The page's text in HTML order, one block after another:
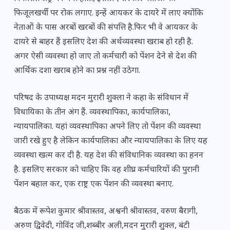
फिजूलखर्ची पर रोक लगाए. इन्हें आयकर के दायरे में लाए क्योंकि
नेताओं के पास अरबों खरबों की संपत्ति है.फिर भी वे आयकर के
दायरे से बाहर हैं इसलिए देश की अर्थव्यवस्था खराब हो रही है.
अगर ऐसी व्यवस्था हो जाए तो कर्मचारी को पेंशन देने से देश की
आर्थिक दशा खराब होने का प्रश्न नहीं उठेगा.
परिषद के उपाध्यक्ष मदन मुरारी शुक्ला ने कहा के संविधान में
विधायिका के तीन अंग हैं. व्यवस्थापिका, कार्यपालिका,
न्यायपालिका. यहां व्यवस्थापिका अपने लिए तो पेंशन की व्यवस्था
जारी रखे हुए है लेकिन कार्यपालिका और न्यायपालिका के लिए यह
व्यवस्था खत्म कर दी है. यह देश की संविधानिक व्यवस्था का हनन
है. इसलिए सरकार को चाहिए कि वह शीघ्र कर्मचारियों की पुरानी
पेंशन बहाल कर, एक राष्ट्र एक पेंशन की व्यवस्था बनाए.
बैठक में रूपेश कुमार श्रीवास्तव, अश्वनी श्रीवास्तव, वरुण बैरागी,
अरुण द्विवेदी, गोविंद जी,शब्बीर अली,मदन मुरारी शुक्ल, बंटी